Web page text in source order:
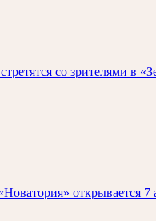
со зрителями в
открывается